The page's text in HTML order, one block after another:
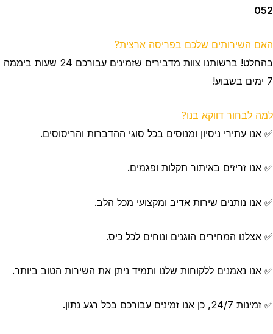
052
האם השירותים שלכם בפריסה ארצית?
בהחלט! ברשותנו צוות מדבירים שזמינים עבורכם 24 שעות ביממה
7 ימים בשבוע!
למה לבחור דווקא בנו?
✅ אנו עתירי ניסיון ומנוסים בכל סוגי ההדברות והריסוסים.
✅ אנו זריזים באיתור תקלות ופגמים.
✅ אנו נותנים שירות אדיב ומקצועי מכל הלב.
✅ אצלנו המחירים הוגנים ונוחים לכל כיס.
✅ אנו נאמנים ללקוחות שלנו ותמיד ניתן את השירות הטוב ביותר.
✅ זמינות 24/7, כן אנו זמינים עבורכם בכל רגע נתון.